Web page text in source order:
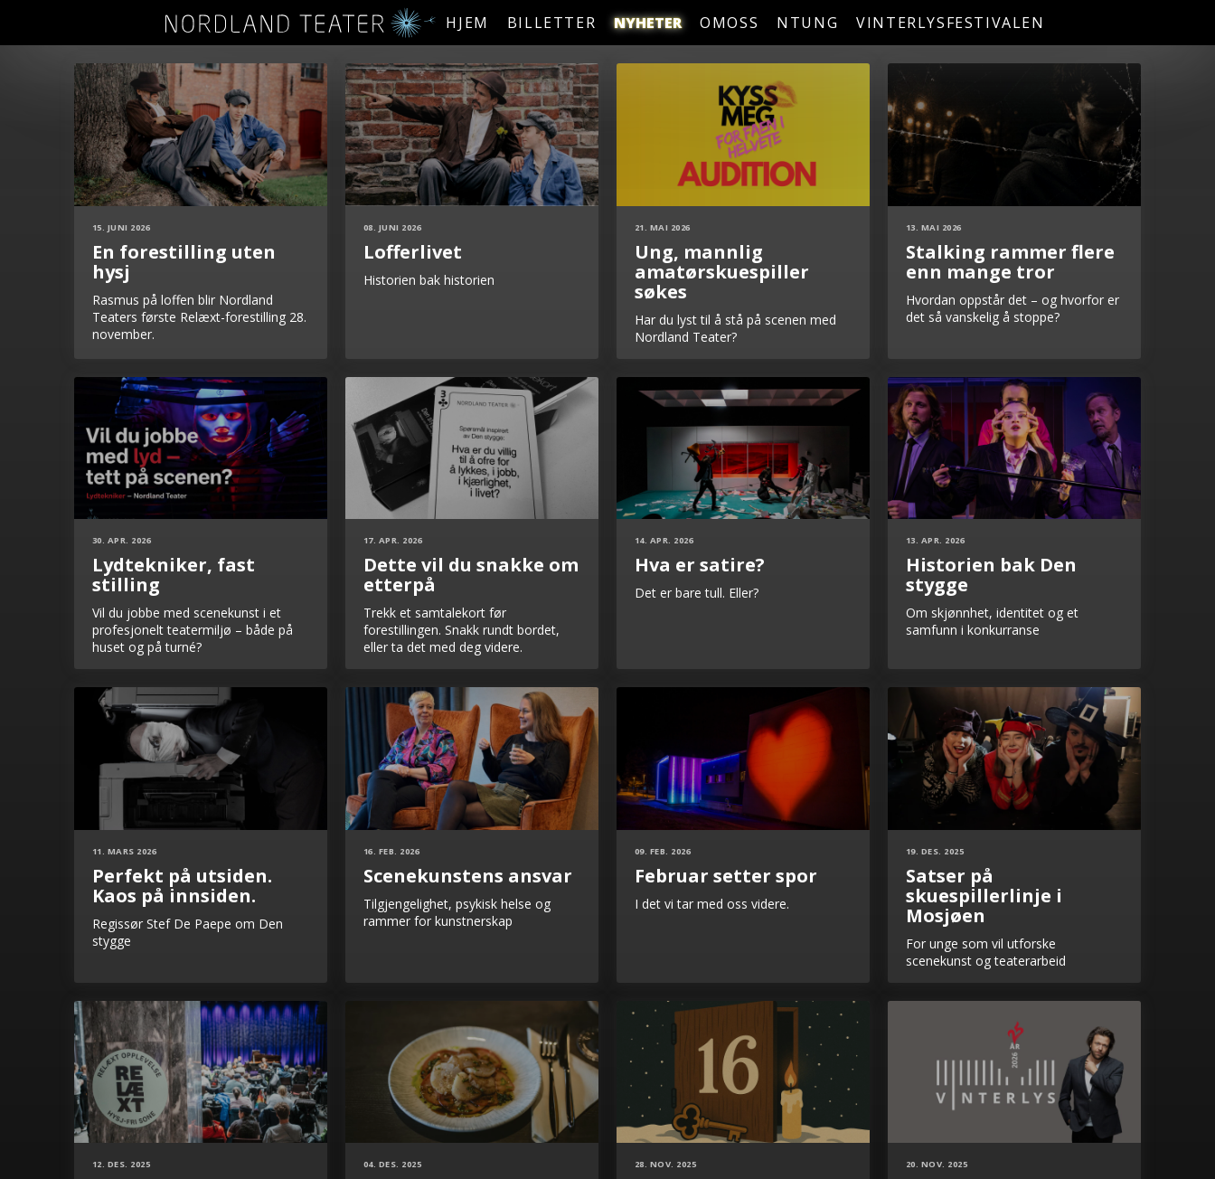
HJEM BILLETTER NYHETER OMOSS NTUNG VINTERLYSFESTIVALEN
15. JUNI 2026
En forestilling uten
hysj
Rasmus på loffen blir Nordland
Teaters første Relæxt-forestilling 28.
november.
08. JUNI 2026
Lofferlivet
Historien bak historien
21. MAI 2026
Ung, mannlig
amatørskuespiller
søkes
Har du lyst til å stå på scenen med
Nordland Teater?
13. MAI 2026
Stalking rammer flere
enn mange tror
Hvordan oppstår det – og hvorfor er
det så vanskelig å stoppe?
30. APR. 2026
Lydtekniker, fast
stilling
Vil du jobbe med scenekunst i et
profesjonelt teatermiljø – både på
huset og på turné?
17. APR. 2026
Dette vil du snakke om
etterpå
Trekk et samtalekort før
forestillingen. Snakk rundt bordet,
eller ta det med deg videre.
14. APR. 2026
Hva er satire?
Det er bare tull. Eller?
13. APR. 2026
Historien bak Den
stygge
Om skjønnhet, identitet og et
samfunn i konkurranse
11. MARS 2026
Perfekt på utsiden.
Kaos på innsiden.
Regissør Stef De Paepe om Den
stygge
16. FEB. 2026
Scenekunstens ansvar
Tilgjengelighet, psykisk helse og
rammer for kunstnerskap
09. FEB. 2026
Februar setter spor
I det vi tar med oss videre.
19. DES. 2025
Satser på
skuespillerlinje i
Mosjøen
For unge som vil utforske
scenekunst og teaterarbeid
12. DES. 2025 04. DES. 2025 28. NOV. 2025 20. NOV. 2025